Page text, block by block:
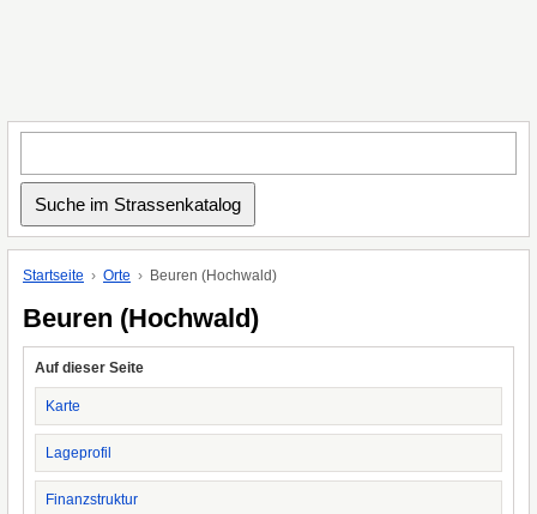
Startseite Orte Beuren (Hochwald)
Beuren (Hochwald)
Auf dieser Seite
Karte
Lageprofil
Finanzstruktur